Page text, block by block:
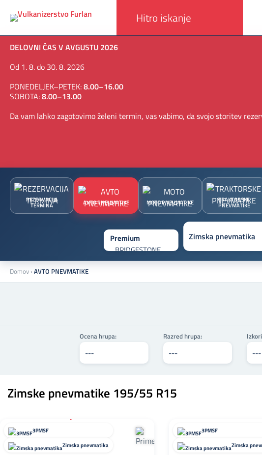
DELOVNI ČAS V AVGUSTU 2026
Od 1. 8. do 30. 8. 2026
PONEDELJEK–PETEK:8.00–16.00
SOBOTA:8.00–13.00
Da vam lahko zagotovimo želeni termin, vas vabimo, da svojo storitev
REZERVACIJA
TERMINA AVTO PNEVMATIKE MOTO PNEVMATIKE TRAKTORSKE
PNEVMATIKE
Domov ›AVTO PNEVMATIKE
Ocena hrupa: Razred hrupa:
Zimske pnevmatike 195/55 R15
+
3PMSF
Zimska pnevmatika
3PMSF
Zimska